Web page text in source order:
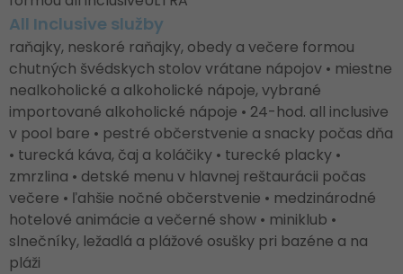
All Inclusive služby
raňajky, neskoré raňajky, obedy a večere formou
chutných švédskych stolov vrátane nápojov • miestne
nealkoholické a alkoholické nápoje, vybrané
importované alkoholické nápoje • 24-hod. all inclusive
v pool bare • pestré občerstvenie a snacky počas dňa
• turecká káva, čaj a koláčiky • turecké placky •
zmrzlina • detské menu v hlavnej reštaurácii počas
večere • ľahšie nočné občerstvenie • medzinárodné
hotelové animácie a večerné show • miniklub •
slnečníky, ležadlá a plážové osušky pri bazéne a na
pláži